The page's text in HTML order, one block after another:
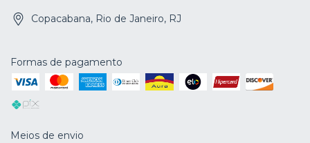
Copacabana, Rio de Janeiro, RJ
Formas de pagamento
Meios de envio